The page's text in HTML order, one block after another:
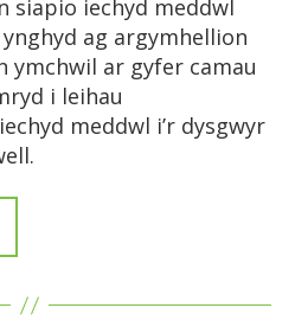
siapio iechyd meddwl
ag argymhellion
ymchwil ar gyfer camau
i leihau
meddwl i’r dysgwyr